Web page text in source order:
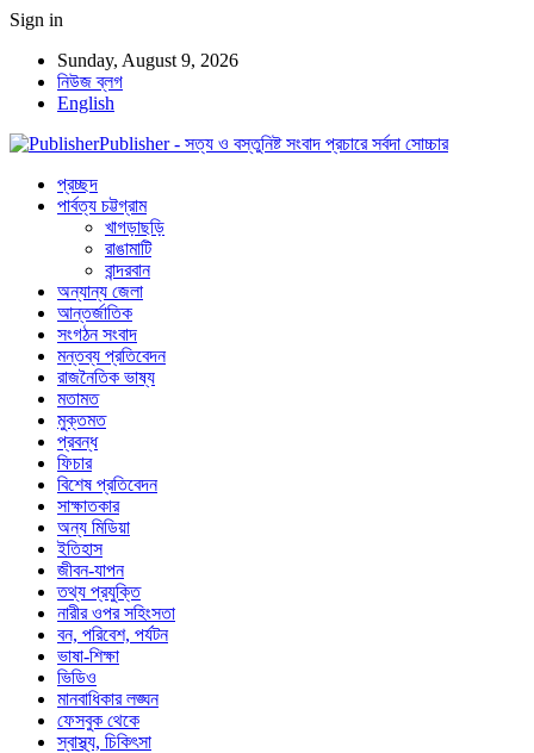
Sign in
Sunday, August 9, 2026
নিউজ ব্লগ
English
Publisher - সত্য ও বস্তুনিষ্ট সংবাদ প্রচারে সর্বদা সোচ্চার
প্রচ্ছদ
পার্বত্য চট্টগ্রাম
খাগড়াছড়ি
রাঙামাটি
বান্দরবান
অন্যান্য জেলা
আন্তর্জাতিক
সংগঠন সংবাদ
মন্তব্য প্রতিবেদন
রাজনৈতিক ভাষ্য
মতামত
মুক্তমত
প্রবন্ধ
ফিচার
বিশেষ প্রতিবেদন
সাক্ষাতকার
অন্য মিডিয়া
ইতিহাস
জীবন-যাপন
তথ্য প্রযুক্তি
নারীর ওপর সহিংসতা
বন, পরিবেশ, পর্যটন
ভাষা-শিক্ষা
ভিডিও
মানবাধিকার লঙ্ঘন
ফেসবুক থেকে
স্বাস্থ্য, চিকিৎসা